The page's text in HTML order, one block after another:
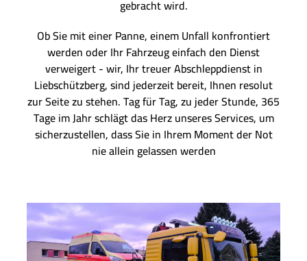
gebracht wird.
Ob Sie mit einer Panne, einem Unfall konfrontiert
werden oder Ihr Fahrzeug einfach den Dienst
verweigert - wir, Ihr treuer Abschleppdienst in
Liebschützberg, sind jederzeit bereit, Ihnen resolut
zur Seite zu stehen. Tag für Tag, zu jeder Stunde, 365
Tage im Jahr schlägt das Herz unseres Services, um
sicherzustellen, dass Sie in Ihrem Moment der Not
nie allein gelassen werden